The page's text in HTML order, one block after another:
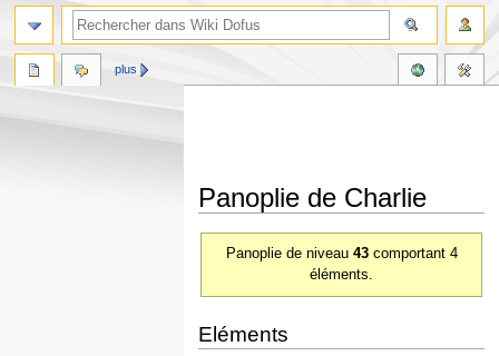
Panoplie de Charlie
Panoplie de niveau 43comportant 4
éléments.
Eléments
plus